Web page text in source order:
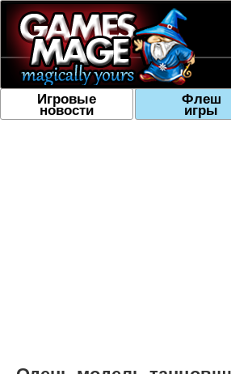
Игровые
новости
Флеш
игры